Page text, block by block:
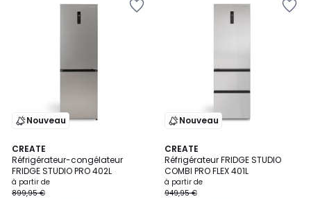
Nouveau
CREATE
Réfrigérateur-congélateur
FRIDGE STUDIO PRO 402L
à partir de
899,95 €
6
Couleurs
Nouveau
CREATE
Réfrigérateur FRIDGE STUDIO
COMBI PRO FLEX 401L
à partir de
949,95 €
5
Couleurs